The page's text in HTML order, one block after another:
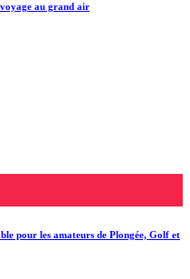
au grand air
pour les amateurs de Plongée, Golf et